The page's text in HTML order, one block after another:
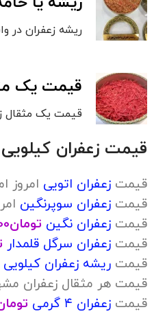
ریشه زعفران در
قیمت یک
قیمت یک مثقال
قیمت زعفران
قیمت زعفران اتویی امروز
قیمت زعفران سوپرنگین
قیمت زعفران نگین تومان
قیمت زعفران سرگل قلمدار
قیمت ریشه زعفران کیلویی
قیمت هر مثقال زعفران
قیمت زعفران ۴ گرمی